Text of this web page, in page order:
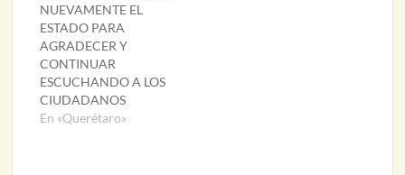
NUEVAMENTE EL
ESTADO PARA
AGRADECER Y
CONTINUAR
ESCUCHANDO A LOS
CIUDADANOS
En «Querétaro»